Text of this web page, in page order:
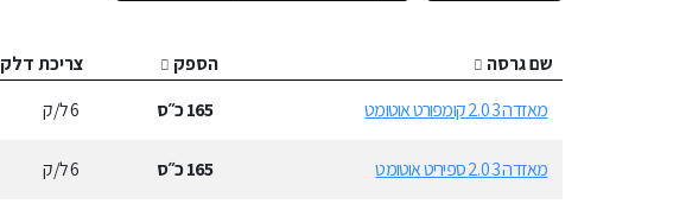
שם גרסה הספק צריכת דלק
מאזדה 3 2.0 קומפורט אוטומט
165כ״ס 6ל/ק
מאזדה 3 2.0 ספיריט אוטומט 165כ״ס 6ל/ק